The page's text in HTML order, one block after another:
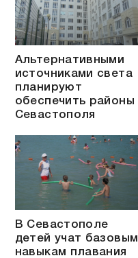
Альтернативными
источниками света
планируют
обеспечить районы
Севастополя
В Севастополе
детей учат базовым
навыкам плавания